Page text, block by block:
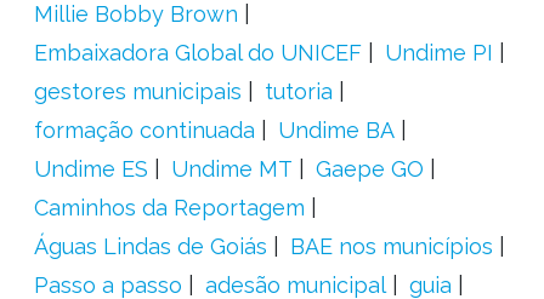
Millie Bobby Brown
Embaixadora Global do UNICEF
Undime PI
gestores municipais
tutoria
formação continuada
Undime BA
Undime ES
Undime MT
Gaepe GO
Caminhos da Reportagem
Águas Lindas de Goiás
BAE nos municípios
Passo a passo
adesão municipal
guia